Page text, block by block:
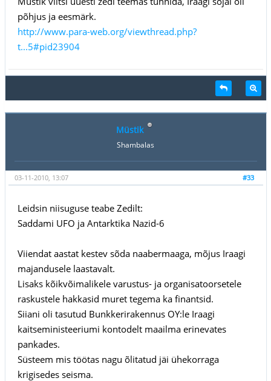
põhjus ja eesmärk.
http://www.para-web.org/viewthread.php?
t...5#pid23904
Müstik
Shambalas
#33
03-11-2010, 13:07
Leidsin niisuguse teabe Zedilt:
Saddami UFO ja Antarktika Nazid-6
Viiendat aastat kestev sõda naabermaaga, mõjus Iraagi
majandusele laastavalt.
Lisaks kõikvõimalikele varustus- ja organisatoorsetele
raskustele hakkasid muret tegema ka finantsid.
Siiani oli tasutud Bunkkerirakennus OY:le Iraagi
kaitseministeeriumi kontodelt maailma erinevates
pankades.
Süsteem mis töötas nagu õlitatud jäi ühekorraga
krigisedes seisma.